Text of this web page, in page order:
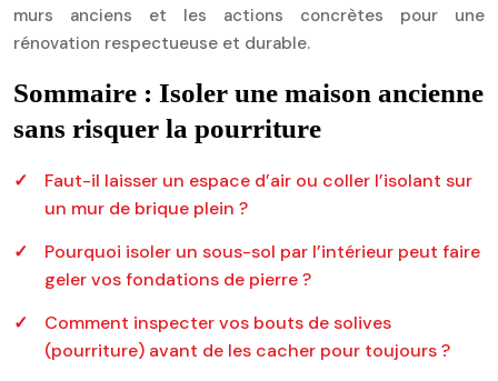
murs anciens et les actions concrètes pour une
rénovation respectueuse et durable.
Sommaire : Isoler une maison ancienne
sans risquer la pourriture
Faut-il laisser un espace d’air ou coller l’isolant sur
un mur de brique plein ?
Pourquoi isoler un sous-sol par l’intérieur peut faire
geler vos fondations de pierre ?
Comment inspecter vos bouts de solives
(pourriture) avant de les cacher pour toujours ?